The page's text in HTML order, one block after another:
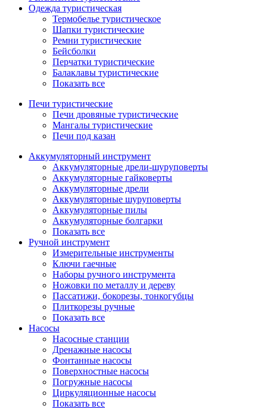
Одежда туристическая
Термобелье туристическое
Шапки туристические
Ремни туристические
Бейсболки
Перчатки туристические
Балаклавы туристические
Показать все
Печи туристические
Печи дровяные туристические
Мангалы туристические
Печи под казан
Аккумуляторный инструмент
Аккумуляторные дрели-шуруповерты
Аккумуляторные гайковерты
Аккумуляторные дрели
Аккумуляторные шуруповерты
Аккумуляторные пилы
Аккумуляторные болгарки
Показать все
Ручной инструмент
Измерительные инструменты
Ключи гаечные
Наборы ручного инструмента
Ножовки по металлу и дереву
Пассатижи, бокорезы, тонкогубцы
Плиткорезы ручные
Показать все
Насосы
Насосные станции
Дренажные насосы
Фонтанные насосы
Поверхностные насосы
Погружные насосы
Циркуляционные насосы
Показать все